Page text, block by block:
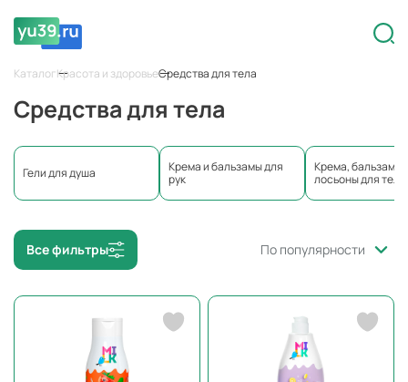
КаталогКрасота и здоровьеСредства для тела
Средства для тела
Гели для душа
Крема и бальзамы для
рук
Крема, бальзамы,
лосьоны для тела
Все фильтры По популярности